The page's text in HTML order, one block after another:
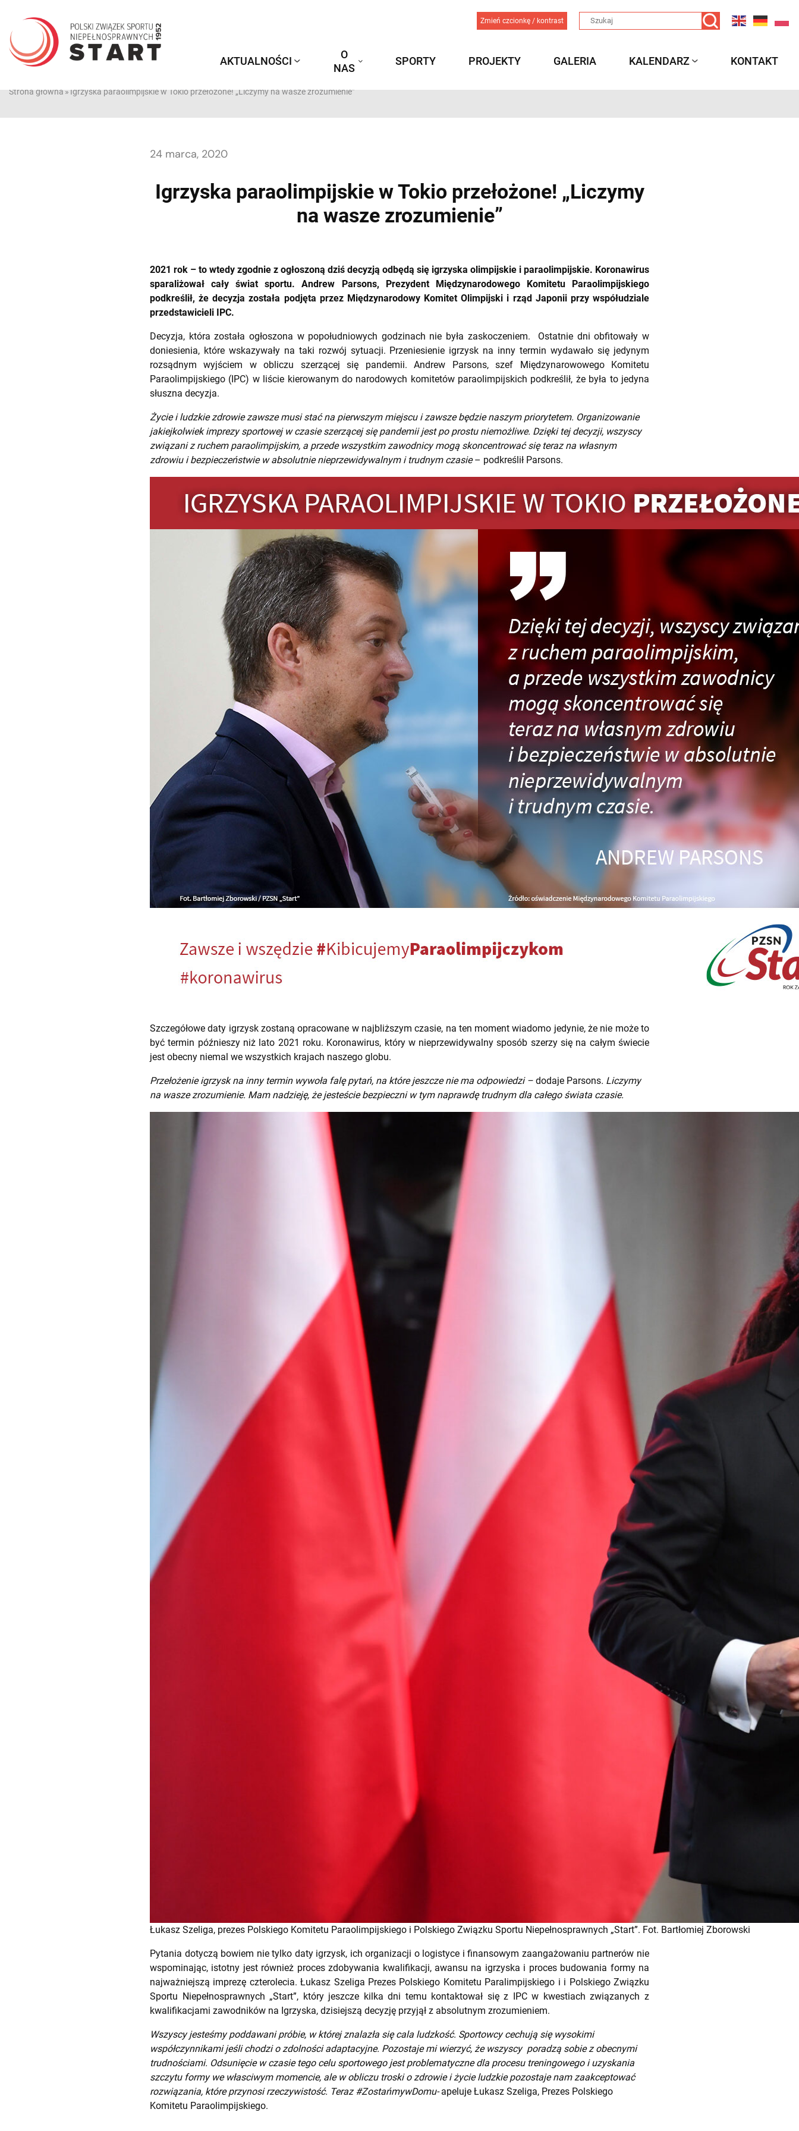
treści
Zmień czcionkę / kontrast
AKTUALNOŚCI
O
NAS
SPORTY PROJEKTY GALERIA KALENDARZ KONTAKT
Strona główna»Igrzyska paraolimpijskie w Tokio przełożone! „Liczymy na wasze zrozumienie”
24 marca, 2020
Igrzyska paraolimpijskie w Tokio przełożone! „Liczymy
na wasze zrozumienie”
2021 rok – to wtedy zgodnie z ogłoszoną dziś decyzją odbędą się igrzyska olimpijskie i paraolimpijskie. Koronawirus
sparaliżował cały świat sportu. Andrew Parsons, Prezydent Międzynarodowego Komitetu Paraolimpijskiego
podkreślił, że decyzja została podjęta przez Międzynarodowy Komitet Olimpijski i rząd Japonii przy współudziale
przedstawicieli IPC.
Decyzja, która została ogłoszona w popołudniowych godzinach nie była zaskoczeniem. Ostatnie dni obfitowały w
doniesienia, które wskazywały na taki rozwój sytuacji. Przeniesienie igrzysk na inny termin wydawało się jedynym
rozsądnym wyjściem w obliczu szerzącej się pandemii. Andrew Parsons, szef Międzynarowowego Komitetu
Paraolimpijskiego (IPC) w liście kierowanym do narodowych komitetów paraolimpijskich podkreślił, że była to jedyna
słuszna decyzja.
Życie i ludzkie zdrowie zawsze musi stać na pierwszym miejscu i zawsze będzie naszym priorytetem. Organizowanie
jakiejkolwiek imprezy sportowej w czasie szerzącej się pandemii jest po prostu niemożliwe. Dzięki tej decyzji, wszyscy
związani z ruchem paraolimpijskim, a przede wszystkim zawodnicy mogą skoncentrować się teraz na własnym
zdrowiu i bezpieczeństwie w absolutnie nieprzewidywalnym i trudnym czasie– podkreślił Parsons.
Szczegółowe daty igrzysk zostaną opracowane w najbliższym czasie, na ten moment wiadomo jedynie, że nie może to
być termin późnieszy niż lato 2021 roku. Koronawirus, który w nieprzewidywalny sposób szerzy się na całym świecie
jest obecny niemal we wszystkich krajach naszego globu.
Przełożenie igrzysk na inny termin wywoła falę pytań, na które jeszcze nie ma odpowiedzi – dodaje Parsons. Liczymy
na wasze zrozumienie. Mam nadzieję, że jesteście bezpieczni w tym naprawdę trudnym dla całego świata czasie.
Łukasz Szeliga, prezes Polskiego Komitetu Paraolimpijskiego i Polskiego Związku Sportu Niepełnosprawnych „Start”. Fot. Bartłomiej Zborowski
Pytania dotyczą bowiem nie tylko daty igrzysk, ich organizacji o logistyce i finansowym zaangażowaniu partnerów nie
wspominając, istotny jest również proces zdobywania kwalifikacji, awansu na igrzyska i proces budowania formy na
najważniejszą imprezę czterolecia. Łukasz Szeliga Prezes Polskiego Komitetu Paralimpijskiego i i Polskiego Związku
Sportu Niepełnosprawnych „Start”, który jeszcze kilka dni temu kontaktował się z IPC w kwestiach związanych z
kwalifikacjami zawodników na Igrzyska, dzisiejszą decyzję przyjął z absolutnym zrozumieniem.
Wszyscy jesteśmy poddawani próbie, w której znalazła się cala ludzkość. Sportowcy cechują się wysokimi
współczynnikami jeśli chodzi o zdolności adaptacyjne. Pozostaje mi wierzyć, że wszyscy poradzą sobie z obecnymi
trudnościami. Odsunięcie w czasie tego celu sportowego jest problematyczne dla procesu treningowego i uzyskania
szczytu formy we własciwym momencie, ale w obliczu troski o zdrowie i życie ludzkie pozostaje nam zaakceptować
rozwiązania, które przynosi rzeczywistość. Teraz #ZostańmywDomu-apeluje Łukasz Szeliga, Prezes Polskiego
Komitetu Paraolimpijskiego.